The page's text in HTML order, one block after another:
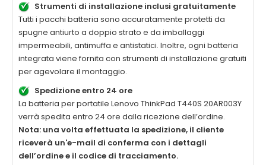
Strumenti di installazione inclusi gratuitamente
Tutti i pacchi batteria sono accuratamente protetti da
spugne antiurto a doppio strato e da imballaggi
impermeabili, antimuffa e antistatici. Inoltre, ogni batteria
integrata viene fornita con strumenti di installazione gratuiti
per agevolare il montaggio.
Spedizione entro 24 ore
La batteria per portatile Lenovo ThinkPad T440S 20AR003Y
verrà spedita entro 24 ore dalla ricezione dell’ordine.
Nota: una volta effettuata la spedizione, il cliente
riceverà un'e-mail di conferma con i dettagli
dell’ordine e il codice di tracciamento.